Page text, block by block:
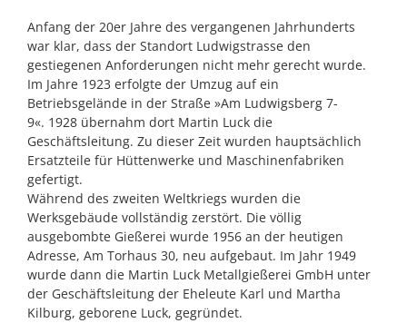
Anfang der 20er Jahre des vergangenen Jahrhunderts
war klar, dass der Standort Ludwigstrasse den
gestiegenen Anforderungen nicht mehr gerecht wurde.
Im Jahre 1923 erfolgte der Umzug auf ein
Betriebsgelände in der Straße »Am Ludwigsberg 7-
9«. 1928 übernahm dort Martin Luck die
Geschäftsleitung. Zu dieser Zeit wurden hauptsächlich
Ersatzteile für Hüttenwerke und Maschinenfabriken
gefertigt.
Während des zweiten Weltkriegs wurden die
Werksgebäude vollständig zerstört. Die völlig
ausgebombte Gießerei wurde 1956 an der heutigen
Adresse, Am Torhaus 30, neu aufgebaut. Im Jahr 1949
wurde dann die Martin Luck Metallgießerei GmbH unter
der Geschäftsleitung der Eheleute Karl und Martha
Kilburg, geborene Luck, gegründet.